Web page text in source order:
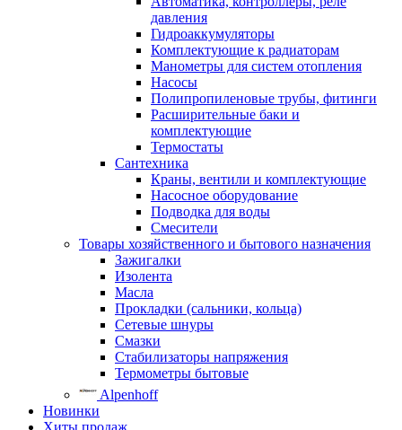
давления
Гидроаккумуляторы
Комплектующие к радиаторам
Манометры для систем отопления
Насосы
Полипропиленовые трубы, фитинги
Расширительные баки и
комплектующие
Термостаты
Сантехника
Краны, вентили и комплектующие
Насосное оборудование
Подводка для воды
Смесители
Товары хозяйственного и бытового назначения
Зажигалки
Изолента
Масла
Прокладки (сальники, кольца)
Сетевые шнуры
Смазки
Стабилизаторы напряжения
Термометры бытовые
Alpenhoff
Новинки
Хиты продаж